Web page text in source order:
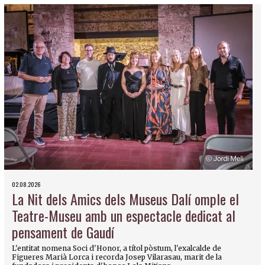
02.08.2026
La Nit dels Amics dels Museus Dalí omple el
Teatre-Museu amb un espectacle dedicat al
pensament de Gaudí
L'entitat nomena Soci d'Honor, a títol pòstum, l'exalcalde de
Figueres Marià Lorca i recorda Josep Vilarasau, marit de la